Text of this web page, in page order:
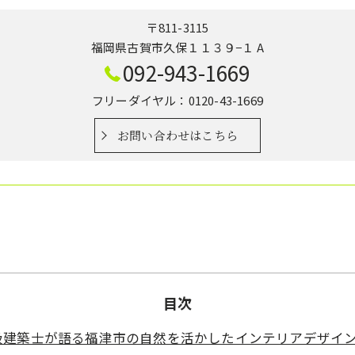
〒811-3115
福岡県古賀市久保１１３９−１ A
092-943-1669
フリーダイヤル：0120-43-1669
お問い合わせはこちら
目次
築士が語る福津市の自然を活かしたインテリアデザイ